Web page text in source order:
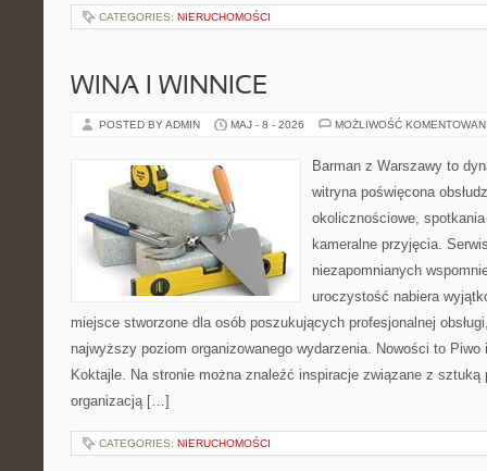
CATEGORIES: NIERUCHOMOŚCI
WINA I WINNICE
POSTED BY ADMIN MAJ - 8 - 2026 MOŻLIWOŚĆ
Barman z Warszawy to
witryna poświęcona
okolicznościowe,
kameralne przyjęcia.
niezapomnianych
uroczystość nabiera
miejsce stworzone dla osób poszukujących profesjonalnej
najwyższy poziom organizowanego wydarzenia. Nowości to
Koktajle. Na stronie można znaleźć inspiracje związane z sztuką
organizacją […]
CATEGORIES: NIERUCHOMOŚCI